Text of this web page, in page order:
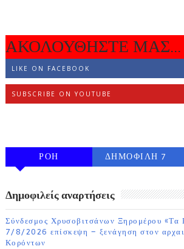
ΑΚΟΛΟΥΘΗΣΤΕ ΜΑΣ...
LIKE ON FACEBOOK
SUBSCRIBE ON YOUTUBE
ΡΟΗ
ΔΗΜΟΦΙΛΗ 7
Δημοφιλείς αναρτήσεις
Σύνδεσμος Χρυσοβιτσάνων Ξηρομέρου «Τα
7/8/2026 επίσκεψη – ξενάγηση στον
Κορόντων